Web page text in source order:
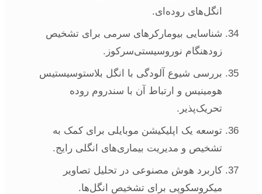
انگل‌های روده‌ای.
شناسایی بیومارکرهای سرمی برای تشخیص
زودهنگام نوروسیستی‌سرکوز.
بررسی شیوع آلودگی با انگل بلاستوسیستیس
هومینیس و ارتباط آن با سندروم روده
تحریک‌پذیر.
توسعه یک اپلیکیشن موبایلی برای کمک به
تشخیص و مدیریت بیماری‌های انگلی رایج.
کاربرد هوش مصنوعی در تحلیل تصاویر
میکروسکوپی برای تشخیص انگل‌ها.